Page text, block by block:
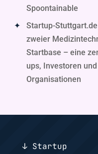
Spoontainable
Startup-
zweier
Startbase – eine
ups, Investoren
Organisationen
↓ Startup